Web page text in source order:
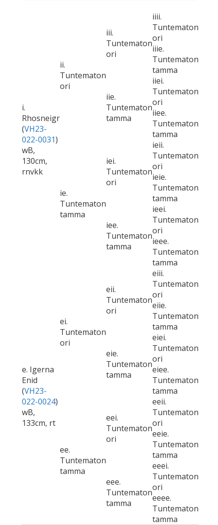
i.
Rhosneigr
(VH23-
022-0031)
wB,
130cm,
rnvkk
ii.
Tuntematon
ori
iii.
Tuntematon
ori
iiii.
Tuntematon
ori
iiie.
Tuntematon
tamma
iie.
Tuntematon
tamma
iiei.
Tuntematon
ori
iiee.
Tuntematon
tamma
ie.
Tuntematon
tamma
iei.
Tuntematon
ori
ieii.
Tuntematon
ori
ieie.
Tuntematon
tamma
iee.
Tuntematon
tamma
ieei.
Tuntematon
ori
ieee.
Tuntematon
tamma
e. Igerna
Enid
(VH23-
022-0024)
wB,
133cm, rt
ei.
Tuntematon
ori
eii.
Tuntematon
ori
eiii.
Tuntematon
ori
eiie.
Tuntematon
tamma
eie.
Tuntematon
tamma
eiei.
Tuntematon
ori
eiee.
Tuntematon
tamma
ee.
Tuntematon
tamma
eei.
Tuntematon
ori
eeii.
Tuntematon
ori
eeie.
Tuntematon
tamma
eee.
Tuntematon
tamma
eeei.
Tuntematon
ori
eeee.
Tuntematon
tamma